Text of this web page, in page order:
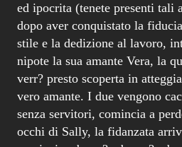
ed ipocrita (tenete presenti tali
dopo aver conquistato la
stile e la dedizione al lavoro,
nipote la sua amante Vera, la
verr? presto scoperta in
vero amante. I due vengono
senza servitori, comincia a
occhi di Sally, la fidanzata